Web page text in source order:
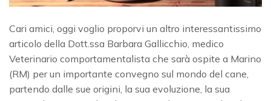
Cari amici, oggi voglio proporvi un altro interessantissimo
articolo della Dott.ssa Barbara Gallicchio, medico
Veterinario comportamentalista che sarà ospite a Marino
(RM) per un importante convegno sul mondo del cane,
partendo dalle sue origini, la sua evoluzione, la sua